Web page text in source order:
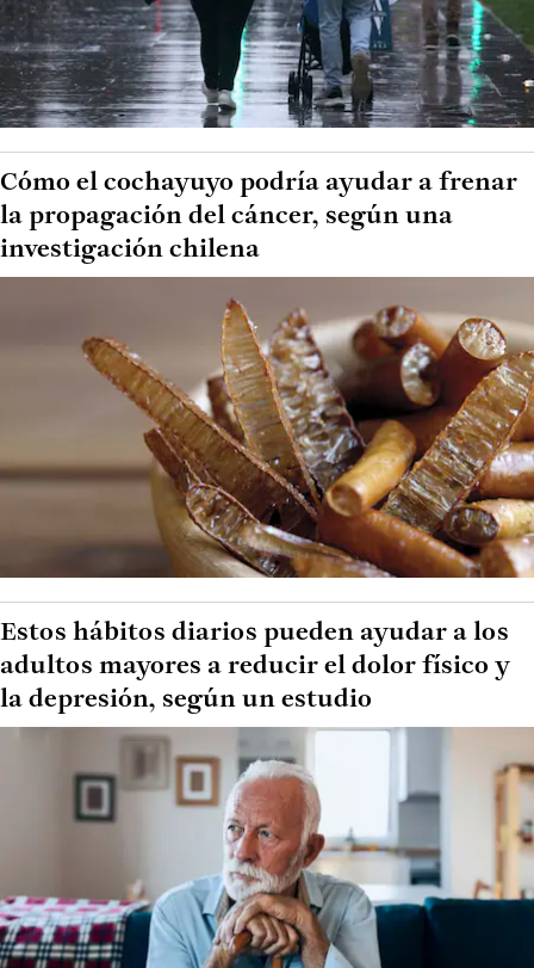
Cómo el cochayuyo podría ayudar a frenar
la propagación del cáncer, según una
investigación chilena
Estos hábitos diarios pueden ayudar a los
adultos mayores a reducir el dolor físico y
la depresión, según un estudio